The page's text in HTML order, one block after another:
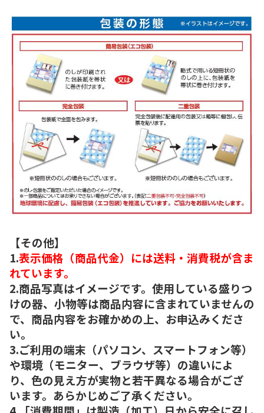
【その他】
1.表示価格（商品代金）には送料・消費税が含ま
れています。
2.商品写真はイメージです。使用している盛りつ
けの器、小物等は商品内容に含まれていませんの
で、商品内容をお確かめの上、お申込みくださ
い。
3.ご利用の端末（パソコン、スマートフォン等）
や環境（モニター、ブラウザ等）の違いによ
り、色の見え方が実物と若干異なる場合がござ
います。あらかじめご了承ください。